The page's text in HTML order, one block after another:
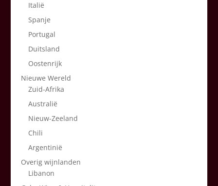
Italië
Spanje
Portugal
Duitsland
Oostenrijk
Nieuwe Wereld
Zuid-Afrika
Australië
Nieuw-Zeeland
Chili
Argentinië
Overig wijnlanden
Libanon